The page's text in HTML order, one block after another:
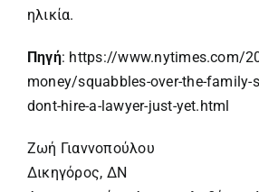
ηλικία.
Πηγή: https://www.nytimes.com/
money/squabbles-over-the-family-
dont-hire-a-lawyer-just-yet.html
Ζωή Γιαννοπούλου
Δικηγόρος, ΔΝ